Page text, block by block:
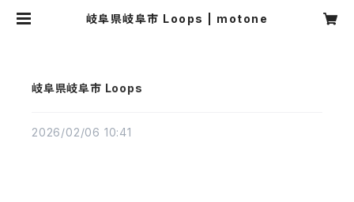
岐阜県岐阜市 Loops | motone
岐阜県岐阜市 Loops
2026/02/06 10:41